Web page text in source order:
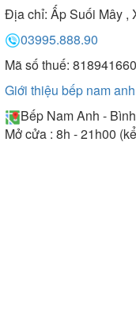
Địa chỉ: Ấp Suối Mây ,
03995.888.90
Mã số thuế:
Giới thiệu bếp nam
Bếp Nam Anh -
Mở cửa : 8h - 21h00